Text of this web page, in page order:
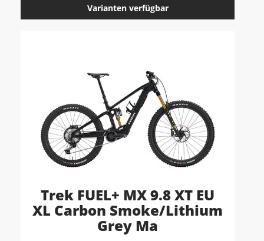
Varianten verfügbar
Trek FUEL+ MX 9.8 XT EU
XL Carbon Smoke/Lithium
Grey Ma